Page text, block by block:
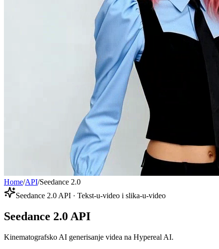
Home/API/Seedance 2.0
Seedance 2.0 API · Tekst-u-video i slika-u-video
Seedance 2.0 API
Kinematografsko AI generisanje videa na Hypereal AI.